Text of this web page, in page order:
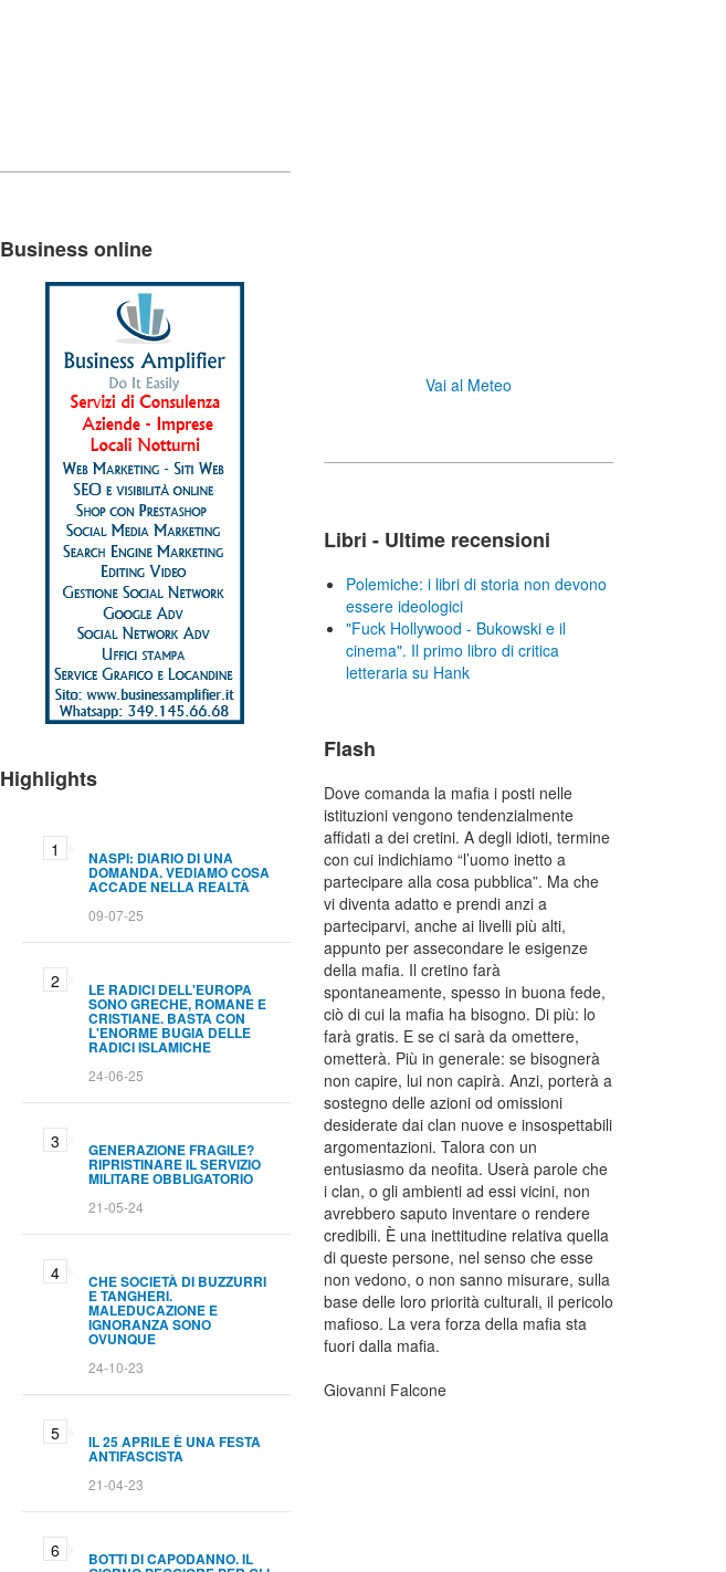
Business online
Highlights
NASPI: DIARIO DI UNA
DOMANDA. VEDIAMO COSA
ACCADE NELLA REALTÀ
09-07-25
LE RADICI DELL'EUROPA
SONO GRECHE, ROMANE E
CRISTIANE. BASTA CON
L'ENORME BUGIA DELLE
RADICI ISLAMICHE
24-06-25
GENERAZIONE FRAGILE?
RIPRISTINARE IL SERVIZIO
MILITARE OBBLIGATORIO
21-05-24
CHE SOCIETÀ DI BUZZURRI
E TANGHERI.
MALEDUCAZIONE E
IGNORANZA SONO
OVUNQUE
24-10-23
IL 25 APRILE È UNA FESTA
ANTIFASCISTA
21-04-23
BOTTI DI CAPODANNO. IL
Vai al Meteo
Libri - Ultime recensioni
Polemiche: i libri di storia non devono
essere ideologici
"Fuck Hollywood - Bukowski e il
cinema". Il primo libro di critica
letteraria su Hank
Flash
Dove comanda la mafia i posti nelle
istituzioni vengono tendenzialmente
affidati a dei cretini. A degli idioti, termine
con cui indichiamo “l’uomo inetto a
partecipare alla cosa pubblica”. Ma che
vi diventa adatto e prendi anzi a
parteciparvi, anche ai livelli più alti,
appunto per assecondare le esigenze
della mafia. Il cretino farà
spontaneamente, spesso in buona fede,
ciò di cui la mafia ha bisogno. Di più: lo
farà gratis. E se ci sarà da omettere,
ometterà. Più in generale: se bisognerà
non capire, lui non capirà. Anzi, porterà a
sostegno delle azioni od omissioni
desiderate dai clan nuove e insospettabili
argomentazioni. Talora con un
entusiasmo da neofita. Userà parole che
i clan, o gli ambienti ad essi vicini, non
avrebbero saputo inventare o rendere
credibili. È una inettitudine relativa quella
di queste persone, nel senso che esse
non vedono, o non sanno misurare, sulla
base delle loro priorità culturali, il pericolo
mafioso. La vera forza della mafia sta
fuori dalla mafia.
Giovanni Falcone